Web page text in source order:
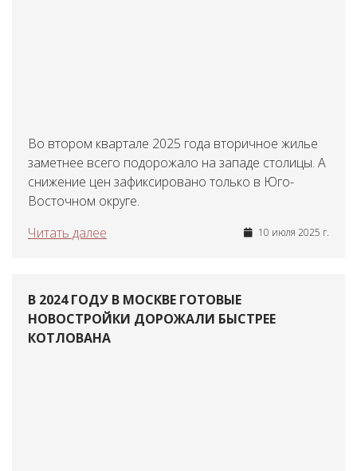
Во втором квартале 2025 года вторичное жилье
заметнее всего подорожало на западе столицы. А
снижение цен зафиксировано только в Юго-
Восточном округе.
Читать далее
10 июля 2025 г.
В 2024 ГОДУ В МОСКВЕ ГОТОВЫЕ
НОВОСТРОЙКИ ДОРОЖАЛИ БЫСТРЕЕ
КОТЛОВАНА